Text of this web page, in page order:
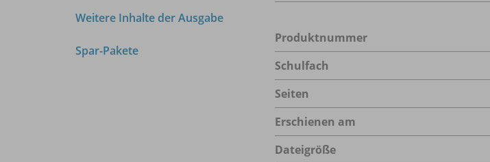
Weitere Inhalte der Ausgabe
Spar-Pakete
Produktnummer
Schulfach
Seiten
Erschienen am
Dateigröße